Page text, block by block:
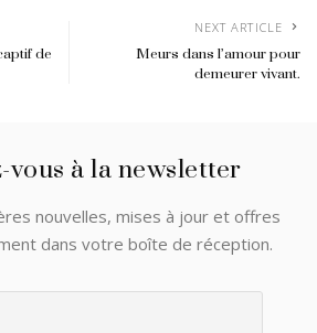
de
NEXT ARTICLE
Meurs dans l’amour pour
demeurer vivant.
vous à la newsletter
nouvelles, mises à jour et offres
dans votre boîte de réception.